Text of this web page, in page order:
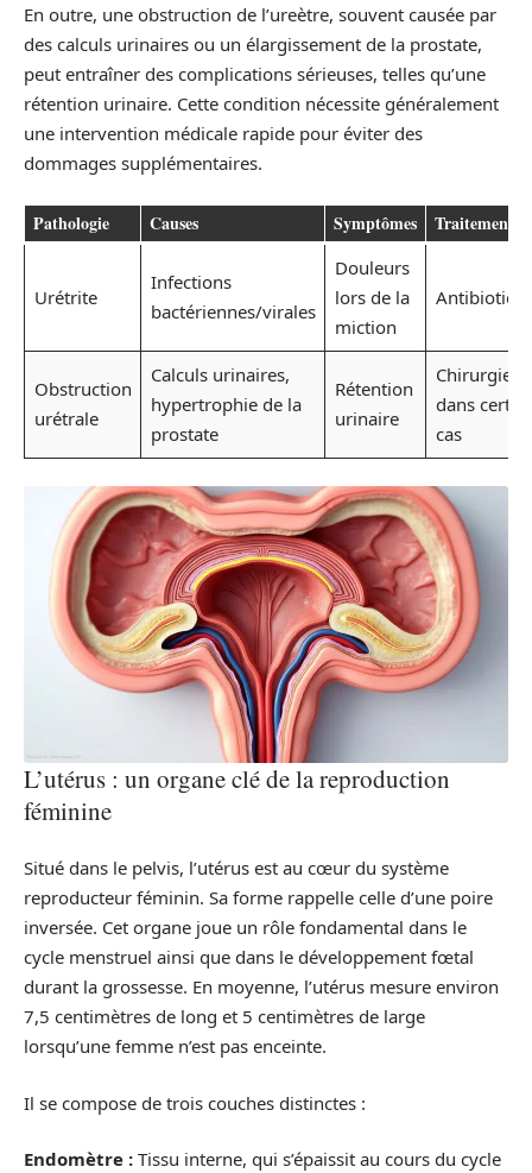
En outre, une obstruction de l’ureètre, souvent causée par
des calculs urinaires ou un élargissement de la prostate,
peut entraîner des complications sérieuses, telles qu’une
rétention urinaire. Cette condition nécessite généralement
une intervention médicale rapide pour éviter des
dommages supplémentaires.
Pathologie Causes Symptômes Traitements
Urétrite
Infections
bactériennes/virales
Douleurs
lors de la
miction
Obstruction
urétrale
Calculs urinaires,
hypertrophie de la
prostate
Rétention
urinaire
Chirurgie
dans
cas
L’utérus : un organe clé de la reproduction
féminine
Situé dans le pelvis, l’utérus est au cœur du système
reproducteur féminin. Sa forme rappelle celle d’une poire
inversée. Cet organe joue un rôle fondamental dans le
cycle menstruel ainsi que dans le développement fœtal
durant la grossesse. En moyenne, l’utérus mesure environ
7,5 centimètres de long et 5 centimètres de large
lorsqu’une femme n’est pas enceinte.
Il se compose de trois couches distinctes :
Endomètre : Tissu interne, qui s’épaissit au cours du cycle